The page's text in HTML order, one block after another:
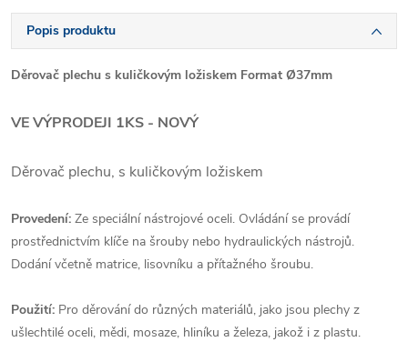
Popis produktu
Děrovač plechu s kuličkovým ložiskem Format Ø37mm
VE VÝPRODEJI 1KS - NOVÝ
Děrovač plechu, s kuličkovým ložiskem
Provedení: Ze speciální nástrojové oceli. Ovládání se provádí
prostřednictvím klíče na šrouby nebo hydraulických nástrojů.
Dodání včetně matrice, lisovníku a přítažného šroubu.
Použití: Pro děrování do různých materiálů, jako jsou plechy z
ušlechtilé oceli, mědi, mosaze, hliníku a železa, jakož i z plastu.